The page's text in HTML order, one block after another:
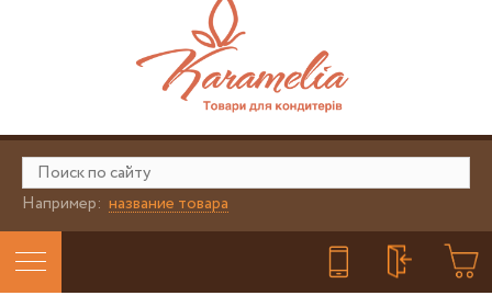
Например: название товара